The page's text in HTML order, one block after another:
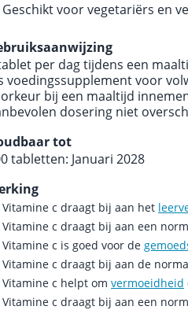
Geschikt voor vegetariërs en
per dag tijdens een
voedingssupplement voor
bij een maaltijd
dosering niet
tot
tabletten: Januari 2028
Vitamine c draagt bij aan het
Vitamine c draagt bij aan een
Vitamine c is goed voor de
Vitamine c draagt bij aan de
Vitamine c helpt om vermoeidheid
Vitamine c draagt bij aan een